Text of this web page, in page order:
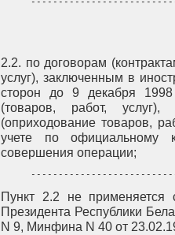
2.2. по договорам
услуг), заключенным в
сторон до 9 декабря 1998
(товаров, работ,
(оприходование товаров,
учете по официальному
совершения операции;
Пункт 2.2 не применяется
Президента Республики
N 9, Минфина N 40 от